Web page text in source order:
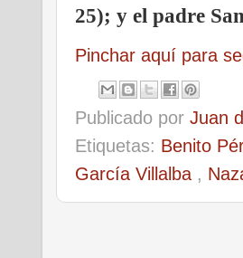
25); y el padre
Pinchar aquí para
Publicado por Juan
Etiquetas: Benito
García Villalba ,